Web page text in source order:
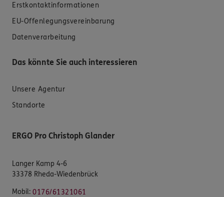
Erstkontaktinformationen
EU-Offenlegungsvereinbarung
Datenverarbeitung
Das könnte Sie auch interessieren
Unsere Agentur
Standorte
ERGO Pro Christoph Glander
Langer Kamp 4-6
33378 Rheda-Wiedenbrück
Mobil: 0176/61321061